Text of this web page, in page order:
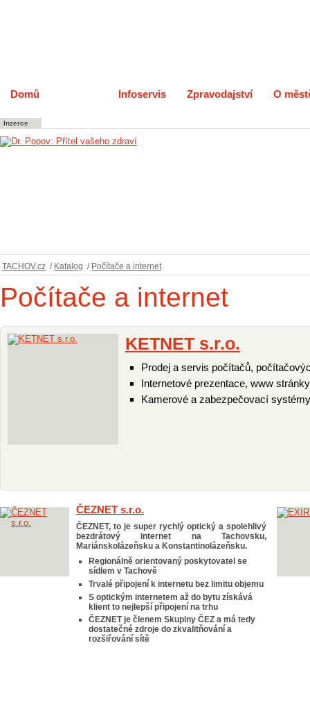
Domů Infoservis Zpravodajství O
Inzerce
TACHOV.cz / Katalog / Počítače a internet
Počítače a internet
KETNET s.r.o.
Prodej a servis počítačů,
Internetové prezentace, www
Kamerové a zabezpečovací systémy
ČEZNET s.r.o.
ČEZNET, to je super rychlý optický a spolehlivý
bezdrátový internet na Tachovsku,
Mariánskolázeňsku a Konstantinolázeňsku.
Regionálně orientovaný poskytovatel se
sídlem v Tachově
Trvalé připojení k internetu bez limitu objemu
S optickým internetem až do bytu získává
klient to nejlepší připojení na trhu
ČEZNET je členem Skupiny ČEZ a má tedy
dostatečné zdroje do zkvalitňování a
rozšiřování sítě